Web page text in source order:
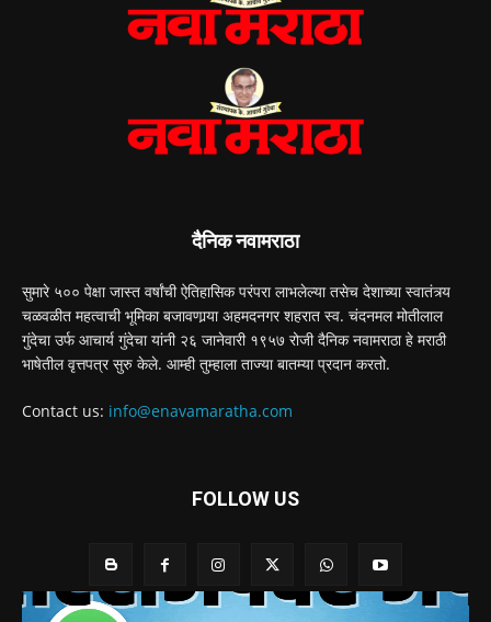
दैनिक नवामराठा
सुमारे ५०० पेक्षा जास्त वर्षांची ऐतिहासिक परंपरा लाभलेल्या तसेच देशाच्या स्वातंत्र्य
चळवळीत महत्वाची भूमिका बजावणार्‍या अहमदनगर शहरात स्व. चंदनमल मोतीलाल
गुंदेचा उर्फ आचार्य गुंदेचा यांनी २६ जानेवारी १९५७ रोजी दैनिक नवामराठा हे मराठी
भाषेतील वृत्तपत्र सुरु केले. आम्ही तुम्हाला ताज्या बातम्या प्रदान करतो.
Contact us: info@enavamaratha.com
FOLLOW US